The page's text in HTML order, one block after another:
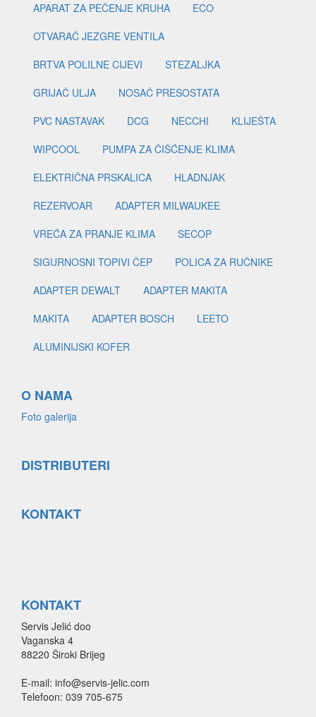
APARAT ZA PEČENJE KRUHA
ECO
OTVARAČ JEZGRE VENTILA
BRTVA POLILNE CIJEVI
STEZALJKA
GRIJAČ ULJA
NOSAČ PRESOSTATA
PVC NASTAVAK
DCG NECCHI
KLIJEŠTA
WIPCOOL
PUMPA ZA ČIŠĆENJE KLIMA
ELEKTRIČNA PRSKALICA
HLADNJAK
REZERVOAR
ADAPTER MILWAUKEE
VREĆA ZA PRANJE KLIMA
SECOP
SIGURNOSNI TOPIVI ČEP
POLICA ZA RUČNIKE
ADAPTER DEWALT
ADAPTER MAKITA
MAKITA
ADAPTER BOSCH
LEETO
ALUMINIJSKI KOFER
O NAMA
Foto galerija
DISTRIBUTERI
KONTAKT
KONTAKT
Servis Jelić doo
Vaganska 4
88220 Široki Brijeg
E-mail: info@servis-jelic.com
Telefoon: 039 705-675